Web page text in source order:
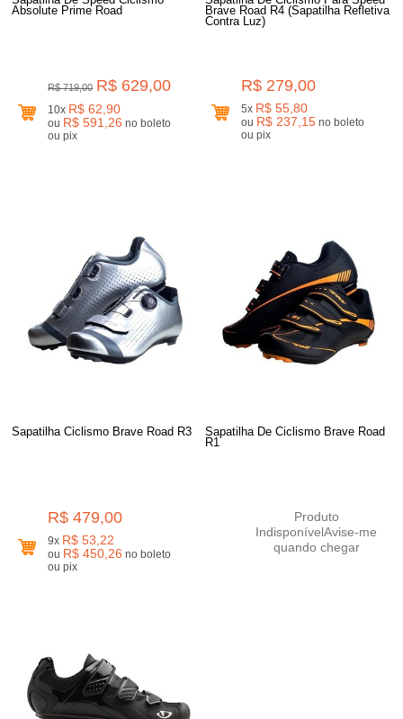
Absolute Prime Road
R$ 719,00 R$ 629,00
10x R$ 62,90
ou R$ 591,26 no boleto
ou pix
Brave Road R4 (Sapatilha Refletiva
Contra Luz)
R$ 279,00
5x R$ 55,80
ou R$ 237,15 no boleto
ou pix
Sapatilha Ciclismo Brave Road R3
R$ 479,00
9x R$ 53,22
ou R$ 450,26 no boleto
ou pix
Sapatilha De Ciclismo Brave Road
R1
Produto
IndisponívelAvise-me
quando chegar